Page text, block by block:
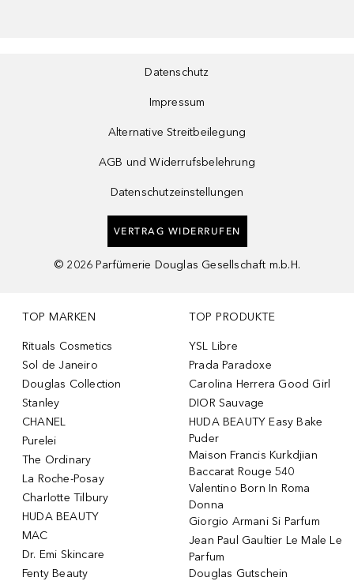
Datenschutz
Impressum
Alternative Streitbeilegung
AGB und Widerrufsbelehrung
Datenschutzeinstellungen
VERTRAG WIDERRUFEN
© 2026 Parfümerie Douglas Gesellschaft m.b.H.
TOP MARKEN
Rituals Cosmetics
Sol de Janeiro
Douglas Collection
Stanley
CHANEL
Purelei
The Ordinary
La Roche-Posay
Charlotte Tilbury
HUDA BEAUTY
MAC
Dr. Emi Skincare
Fenty Beauty
TOP PRODUKTE
YSL Libre
Prada Paradoxe
Carolina Herrera Good Girl
DIOR Sauvage
HUDA BEAUTY Easy Bake
Puder
Maison Francis Kurkdjian
Baccarat Rouge 540
Valentino Born In Roma
Donna
Giorgio Armani Si Parfum
Jean Paul Gaultier Le Male Le
Parfum
Douglas Gutschein